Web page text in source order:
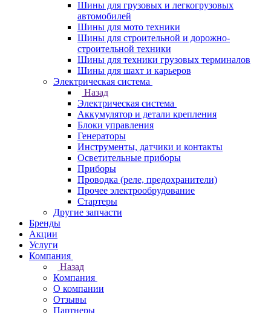
Шины для грузовых и легкогрузовых
автомобилей
Шины для мото техники
Шины для строительной и дорожно-
строительной техники
Шины для техники грузовых терминалов
Шины для шахт и карьеров
Электрическая система
Назад
Электрическая система
Аккумулятор и детали крепления
Блоки управления
Генераторы
Инструменты, датчики и контакты
Осветительные приборы
Приборы
Проводка (реле, предохранители)
Прочее электрообрудование
Стартеры
Другие запчасти
Бренды
Акции
Услуги
Компания
Назад
Компания
О компании
Отзывы
Партнеры